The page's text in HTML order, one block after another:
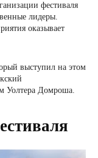
фестиваля
лидеры.
оказывает
выступил на этом
Уолтера Домроша.